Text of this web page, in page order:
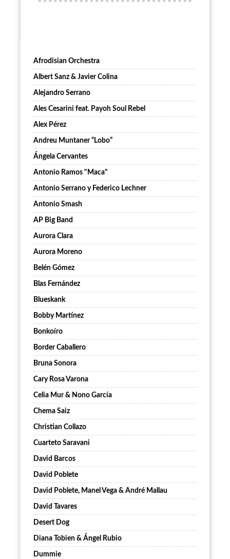
Afrodisian Orchestra
Albert Sanz & Javier Colina
Alejandro Serrano
Ales Cesarini feat. Payoh Soul Rebel
Alex Pérez
Andreu Muntaner “Lobo”
Ángela Cervantes
Antonio Ramos "Maca"
Antonio Serrano y Federico Lechner
Antonio Smash
AP Big Band
Aurora Clara
Aurora Moreno
Belén Gómez
Blas Fernández
Blueskank
Bobby Martínez
Bonkoíro
Border Caballero
Bruna Sonora
Cary Rosa Varona
Celia Mur & Nono García
Chema Saiz
Christian Collazo
Cuarteto Saravani
David Barcos
David Poblete
David Poblete, Manel Vega & André Mallau
David Tavares
Desert Dog
Diana Tobien & Ángel Rubio
Dummie